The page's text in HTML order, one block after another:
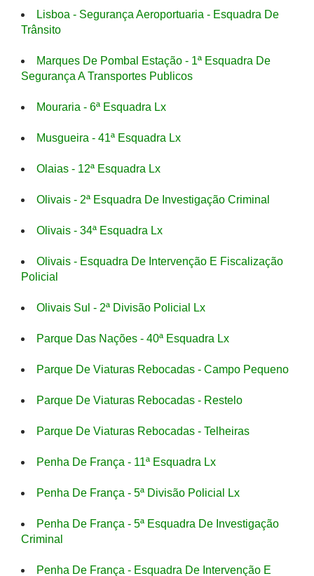
Lisboa - Segurança Aeroportuaria - Esquadra De
Trânsito
Marques De Pombal Estação - 1ª Esquadra De
Segurança A Transportes Publicos
Mouraria - 6ª Esquadra Lx
Musgueira - 41ª Esquadra Lx
Olaias - 12ª Esquadra Lx
Olivais - 2ª Esquadra De Investigação Criminal
Olivais - 34ª Esquadra Lx
Olivais - Esquadra De Intervenção E Fiscalização
Policial
Olivais Sul - 2ª Divisão Policial Lx
Parque Das Nações - 40ª Esquadra Lx
Parque De Viaturas Rebocadas - Campo Pequeno
Parque De Viaturas Rebocadas - Restelo
Parque De Viaturas Rebocadas - Telheiras
Penha De França - 11ª Esquadra Lx
Penha De França - 5ª Divisão Policial Lx
Penha De França - 5ª Esquadra De Investigação
Criminal
Penha De França - Esquadra De Intervenção E